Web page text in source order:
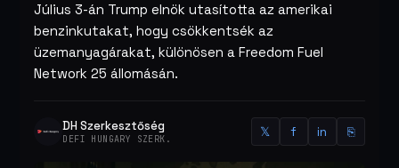
Július 3-án Trump elnök utasította az amerikai
benzinkutakat, hogy csökkentsék az
üzemanyagárakat, különösen a Freedom Fuel
Network 25 állomásán.
DH Szerkesztőség
DEFI HUNGARY SZERK. 𝕏 f in ⎘